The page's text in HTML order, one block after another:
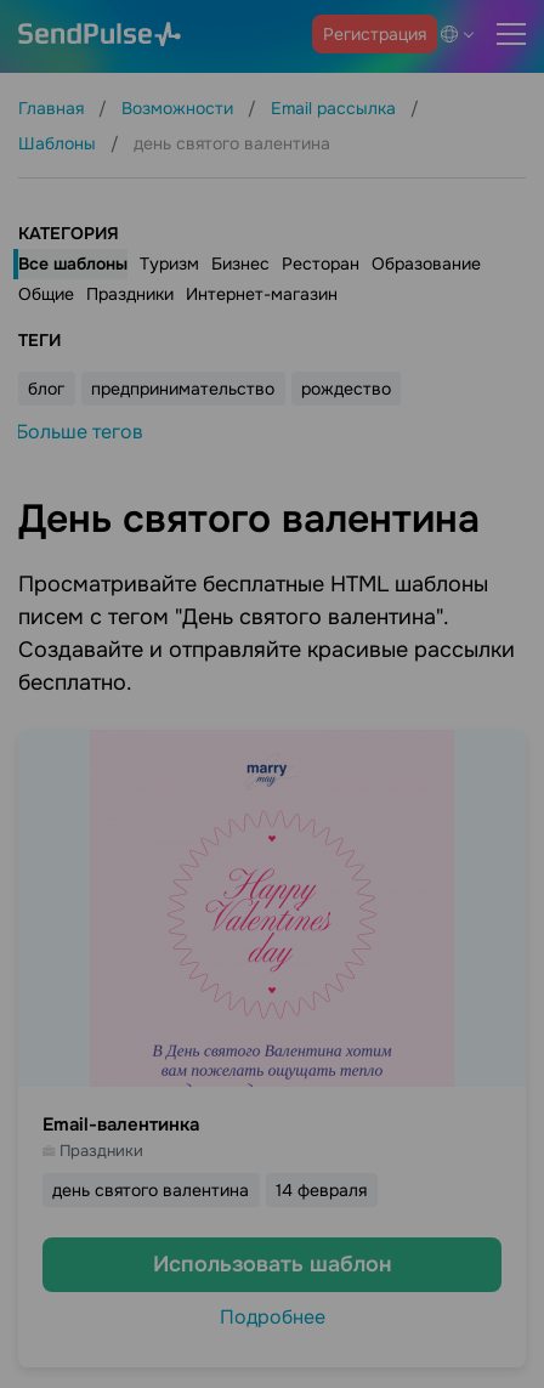
Регистрация
Главная Возможности
Email рассылка
Шаблоны
день святого валентина
КАТЕГОРИЯ
Все шаблоны Туризм Бизнес Ресторан
Образование
Общие
Праздники Интернет-магазин
ТЕГИ
блог предпринимательство рождество
Больше тегов
День святого валентина
Просматривайте бесплатные HTML шаблоны
писем c тегом "День святого валентина".
Создавайте и отправляйте красивые рассылки
бесплатно.
Email-валентинка
Праздники
день святого валентина 14 февраля
Использовать шаблон
Подробнее